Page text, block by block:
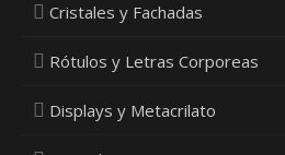
Cristales y Fachadas
Rótulos y Letras Corporeas
Displays y Metacrilato